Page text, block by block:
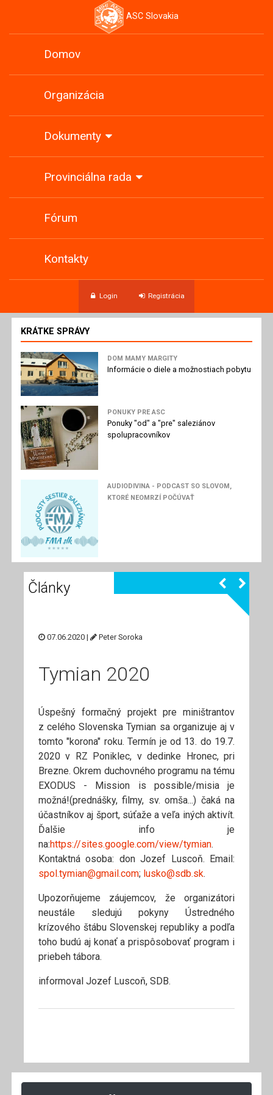
ASC Slovakia
Domov
Organizácia
Dokumenty
Provinciálna rada
Fórum
Kontakty
Login Registrácia
KRÁTKE SPRÁVY
DOM MAMY MARGITY
Informácie o diele a možnostiach pobytu
PONUKY PRE ASC
Ponuky "od" a "pre" saleziánov
spolupracovníkov
AUDIODIVINA - PODCAST SO SLOVOM,
KTORÉ NEOMRZÍ POČÚVAŤ
Články
07.06.2020 | Peter Soroka
Tymian 2020
Úspešný formačný projekt pre miništrantov
z celého Slovenska Tymian sa organizuje aj v
tomto "korona" roku. Termín je od 13. do 19.7.
2020 v RZ Poniklec, v dedinke Hronec, pri
Brezne. Okrem duchovného programu na tému
EXODUS - Mission is possible/misia je
možná!(prednášky, filmy, sv. omša...) čaká na
účastníkov aj šport, súťaže a veľa iných aktivít.
Ďalšie info je
na:https://sites.google.com/view/tymian.
Kontaktná osoba: don Jozef Luscoň. Email:
spol.tymian@gmail.com; lusko@sdb.sk.
Upozorňujeme záujemcov, že organizátori
neustále sledujú pokyny Ústredného
krízového štábu Slovenskej republiky a podľa
toho budú aj konať a prispôsobovať program i
priebeh tábora.
informoval Jozef Luscoň, SDB.